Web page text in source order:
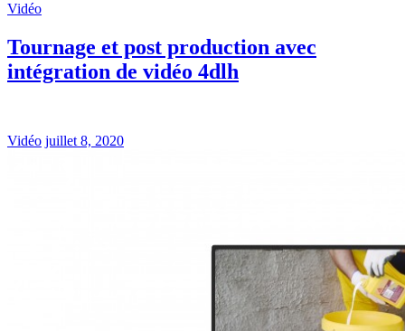
Vidéo
Tournage et post production avec
intégration de vidéo 4dlh
Vidéo juillet 8, 2020